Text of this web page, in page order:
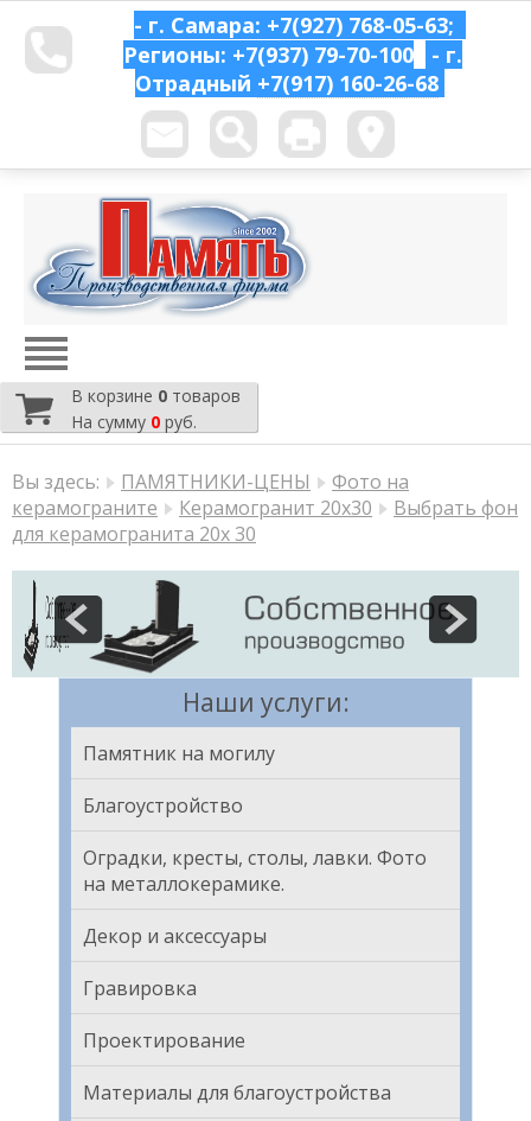
- г. Самара: +7(927) 768-05-63;
Регионы: +7(937) 79-70-100
- г.
Отрадный +7(917) 160-26-68
В корзине 0 товаров
На сумму 0 руб.
Вы здесь: ПАМЯТНИКИ-ЦЕНЫ
Фото на
керамограните
Керамогранит 20х30
Выбрать фон
для керамогранита 20х 30
Наши услуги:
Памятник на могилу
Благоустройство
Оградки, кресты, столы, лавки. Фото
на металлокерамике.
Декор и аксессуары
Гравировка
Проектирование
Материалы для благоустройства